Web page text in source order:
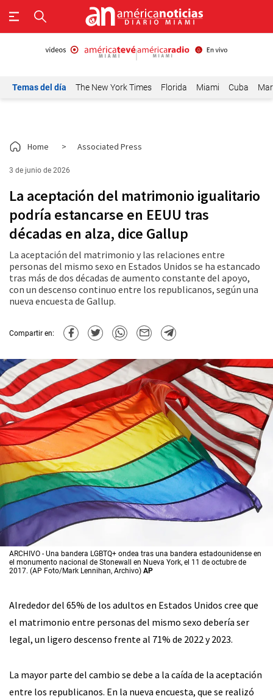
Temas del día The New York Times Florida Miami Cuba
Home > Associated Press
3 de junio de 2026
La aceptación del matrimonio igualitario
podría estancarse en EEUU tras
décadas en alza, dice Gallup
La aceptación del matrimonio y las relaciones entre
personas del mismo sexo en Estados Unidos se ha estancado
tras más de dos décadas de aumento constante del apoyo,
con un descenso continuo entre los republicanos, según una
nueva encuesta de Gallup.
Compartir en:
ARCHIVO - Una bandera LGBTQ+ ondea tras una bandera estadounidense en
el monumento nacional de Stonewall en Nueva York, el 11 de octubre de
2017. (AP Foto/Mark Lennihan, Archivo) AP
Alrededor del 65% de los adultos en Estados Unidos cree que
el matrimonio entre personas del mismo sexo debería ser
legal, un ligero descenso frente al 71% de 2022 y 2023.
La mayor parte del cambio se debe a la caída de la aceptación
entre los republicanos. En la nueva encuesta, que se realizó